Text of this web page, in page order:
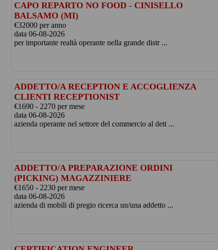
CAPO REPARTO NO FOOD - CINISELLO
BALSAMO (MI)
€32000 per anno
data 06-08-2026
per importante realtà operante nella grande distr ...
ADDETTO/A RECEPTION E ACCOGLIENZA
CLIENTI RECEPTIONIST
€1690 - 2270 per mese
data 06-08-2026
azienda operante nel settore del commercio al dett ...
ADDETTO/A PREPARAZIONE ORDINI
(PICKING) MAGAZZINIERE
€1650 - 2230 per mese
data 06-08-2026
azienda di mobili di pregio ricerca un/una addetto ...